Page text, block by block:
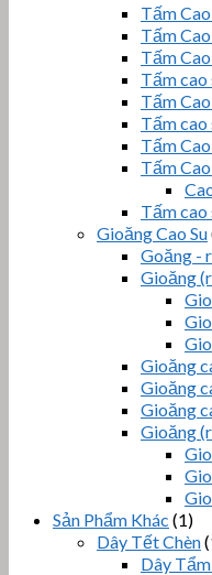
Tấm
Tấm
Tấm
Tấm cao
Tấm
Tấm cao
Tấm
Tấm
Tấm cao
Gioăng Cao Su
Goăng -
Gioăng
Gioăng
Gioăng
Gioăng
Gioăng
Sản Phẩm Khác (1)
Dây Tết Chèn
Dây